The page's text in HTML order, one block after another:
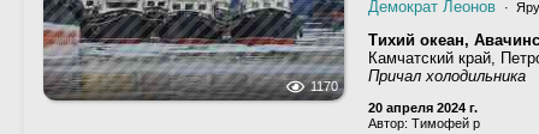
1170
Демократ Леонов ·
Тихий океан,
Камчатский край,
Причал холодильника
20 апреля 2024 г.
Автор: Тимофей р